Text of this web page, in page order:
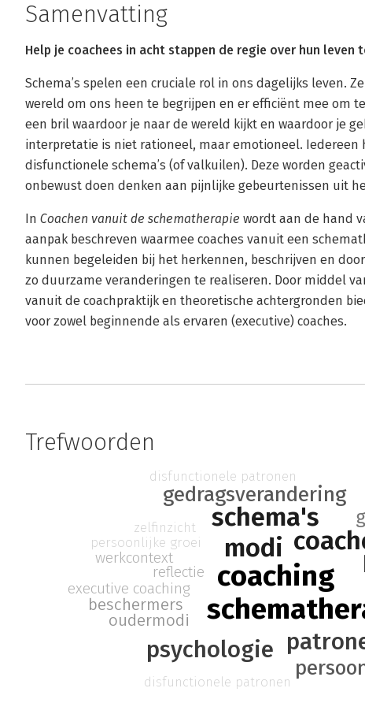
Samenvatting
Help je coachees in acht stappen de regie over hun leven
Schema’s spelen een cruciale rol in ons dagelijks leven.
wereld om ons heen te begrijpen en er efficiënt mee om
een bril waardoor je naar de wereld kijkt en waardoor je
interpretatie is niet rationeel, maar emotioneel.
disfunctionele schema’s (of valkuilen). Deze worden
onbewust doen denken aan pijnlijke gebeurtenissen uit
In Coachen vanuit de schematherapie wordt aan de hand
aanpak beschreven waarmee coaches vanuit een
kunnen begeleiden bij het herkennen, beschrijven en
zo duurzame veranderingen te realiseren. Door middel
vanuit de coachpraktijk en theoretische achtergronden
voor zowel beginnende als ervaren (executive) coaches.
Trefwoorden
coaching
modi
schema's
psychologie
gedragsverandering
oudermodi
beschermers
executive coaching
reflectie
werkcontext
persoonlijke groei
disfunctionele patronen
zelfinzicht
disfunctionele patronen